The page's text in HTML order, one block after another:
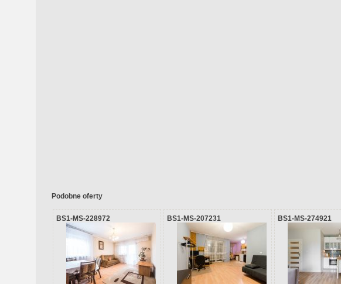
Podobne oferty
BS1-MS-228972 BS1-MS-207231 BS1-MS-274921